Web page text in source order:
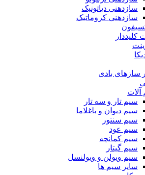
سازدهنی دیاتونیک
سازدهنی کروماتیک
کلیددار
سازهای بادی
آلات
سیم تار و سه تار
سیم دیوان و باغلاما
سیم سنتور
سیم عود
سیم کمانچه
سیم گیتار
سیم ویولن و ویولنسل
سایر سیم ها